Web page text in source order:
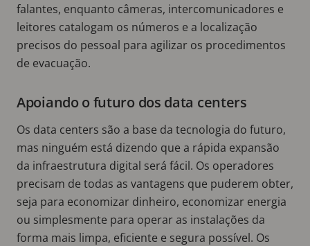
falantes, enquanto câmeras, intercomunicadores e
leitores catalogam os números e a localização
precisos do pessoal para agilizar os procedimentos
de evacuação.
Apoiando o futuro dos data centers
Os data centers são a base da tecnologia do futuro,
mas ninguém está dizendo que a rápida expansão
da infraestrutura digital será fácil. Os operadores
precisam de todas as vantagens que puderem obter,
seja para economizar dinheiro, economizar energia
ou simplesmente para operar as instalações da
forma mais limpa, eficiente e segura possível. Os